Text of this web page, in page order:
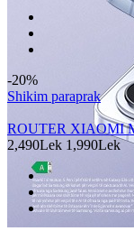
-20%
Shikim paraprak
ROUTER XIAOMI
2,490Lek 1,990Lek